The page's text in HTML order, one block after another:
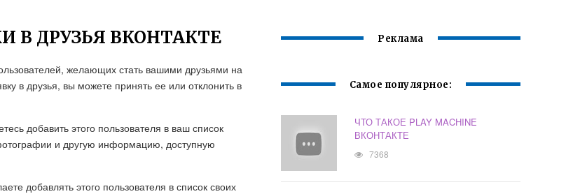
В ДРУЗЬЯ ВКОНТАКТЕ
желающих стать вашими друзьями на
в друзья, вы можете принять ее или отклонить в
добавить этого пользователя в ваш список
и другую информацию, доступную
добавлять этого пользователя в список своих
Реклама
Самое популярное:
ЧТО ТАКОЕ PLAY MACHINE
ВКОНТАКТЕ
7368